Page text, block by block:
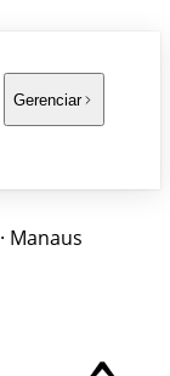
Gerenciar
· Manaus